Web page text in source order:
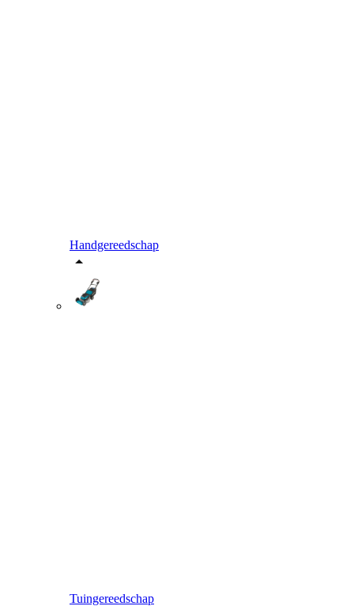
Handgereedschap
Tuingereedschap